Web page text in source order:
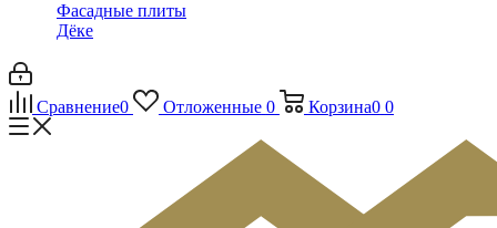
Фасадные плиты
Дёке
Сравнение0 Отложенные 0 Корзина0 0